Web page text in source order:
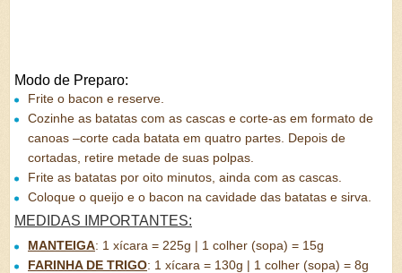
Modo de Preparo:
Frite o bacon e reserve.
Cozinhe as batatas com as cascas e corte-as em formato de
canoas –corte cada batata em quatro partes. Depois de
cortadas, retire metade de suas polpas.
Frite as batatas por oito minutos, ainda com as cascas.
Coloque o queijo e o bacon na cavidade das batatas e sirva.
MEDIDAS IMPORTANTES:
MANTEIGA: 1 xícara = 225g | 1 colher (sopa) = 15g
FARINHA DE TRIGO: 1 xícara = 130g | 1 colher (sopa) = 8g